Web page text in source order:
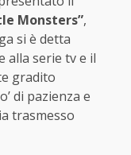
Monsters”,
si è detta
alla serie tv e il
gradito
di pazienza e
trasmesso